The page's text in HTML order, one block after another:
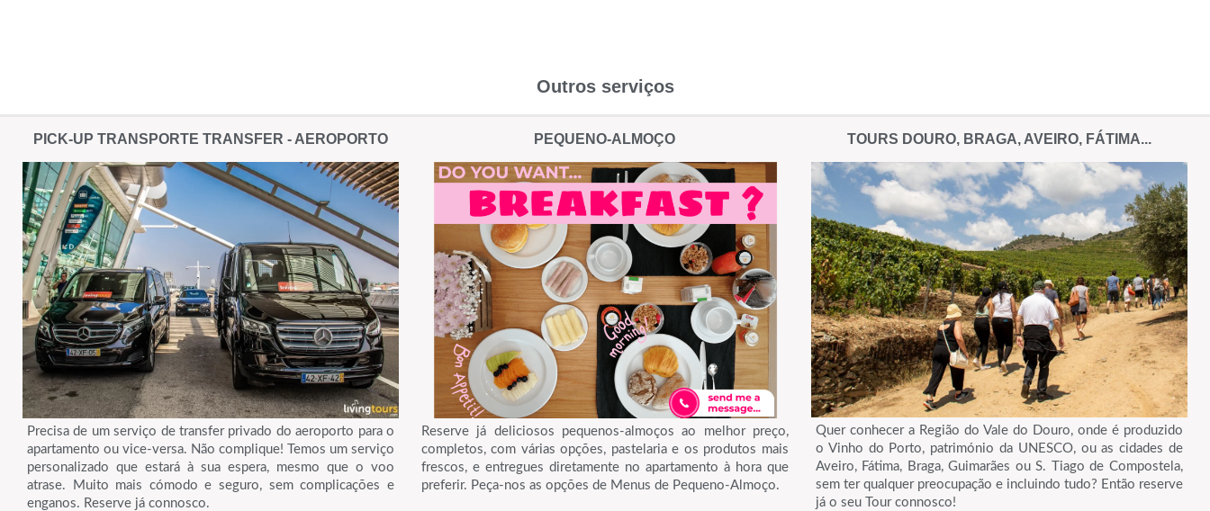
Outros serviços
PICK-UP TRANSPORTE TRANSFER - AEROPORTO
Precisa de um serviço de transfer privado do aeroporto para o
apartamento ou vice-versa. Não complique! Temos um serviço
personalizado que estará à sua espera, mesmo que o voo
atrase. Muito mais cómodo e seguro, sem complicações e
enganos. Reserve já connosco.
PEQUENO-ALMOÇO
Reserve já deliciosos pequenos-almoços ao melhor preço,
completos, com várias opções, pastelaria e os produtos mais
frescos, e entregues diretamente no apartamento à hora que
preferir. Peça-nos as opções de Menus de Pequeno-Almoço.
TOURS DOURO, BRAGA, AVEIRO, FÁTIMA...
Quer conhecer a Região do Vale do Douro, onde é produzido
o Vinho do Porto, património da UNESCO, ou as cidades de
Aveiro, Fátima, Braga, Guimarães ou S. Tiago de Compostela,
sem ter qualquer preocupação e incluindo tudo? Então reserve
já o seu Tour connosco!